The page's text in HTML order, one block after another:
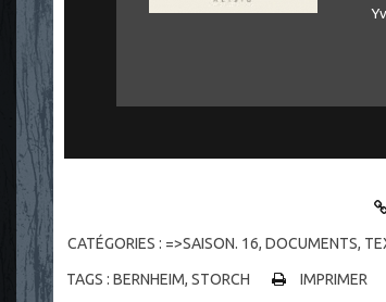
CATÉGORIES : =>SAISON. 16, DOCUMENTS,
TAGS :BERNHEIM,STORCH IMPRIMER